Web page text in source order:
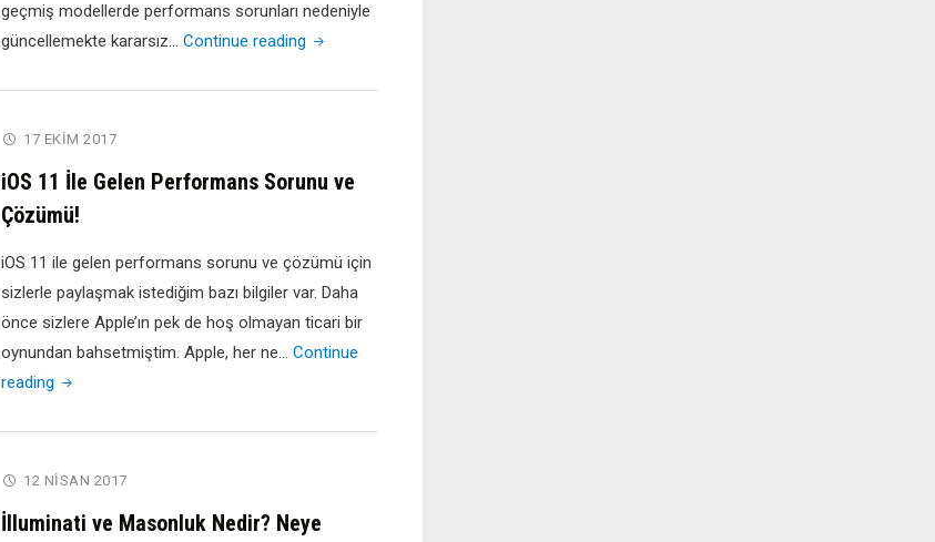
geçmiş modellerde performans sorunları nedeniyle
güncellemekte kararsız… Continue reading "iOS
Güncellemesi
17 EKIM 2017
iOS 11 İle Gelen Performans Sorunu ve
Çözümü!
iOS 11 ile gelen performans sorunu ve çözümü için
sizlerle paylaşmak istediğim bazı bilgiler var. Daha
önce sizlere Apple’ın pek de hoş olmayan ticari bir
oynundan bahsetmiştim. Apple, her ne… Continue
reading "iOS
Gelen
Sorunu
12 NISAN 2017
İlluminati ve Masonluk Nedir? Neye